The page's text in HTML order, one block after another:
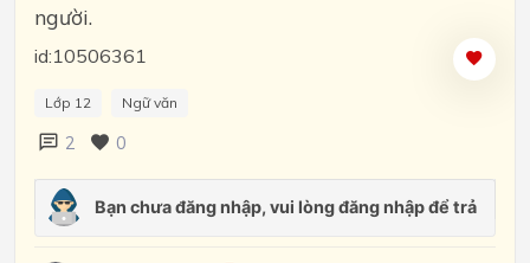
người.
id:10506361
Lớp 12 Ngữ văn
2 0